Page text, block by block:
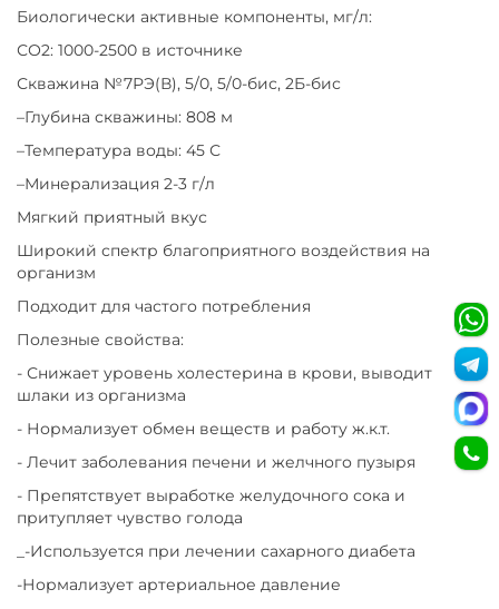
Биологически активные компоненты, мг/л:
СО2: 1000-2500 в источнике
Скважина №7РЭ(В), 5/0, 5/0-бис, 2Б-бис
–Глубина скважины: 808 м
–Температура воды: 45 С
–Минерализация 2-3 г/л
Мягкий приятный вкус
Широкий спектр благоприятного воздействия на
организм
Подходит для частого потребления
Полезные свойства:
- Снижает уровень холестерина в крови, выводит
шлаки из организма
- Нормализует обмен веществ и работу ж.к.т.
- Лечит заболевания печени и желчного пузыря
- Препятствует выработке желудочного сока и
притупляет чувство голода
_-Используется при лечении сахарного диабета
-Нормализует артериальное давление